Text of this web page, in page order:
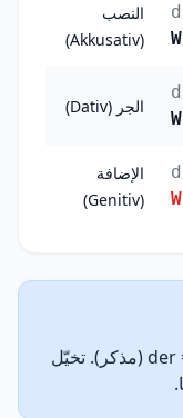
النصب
(Akkusativ)
الجر (Dativ)
الإضافة
(Genitiv)
تخيّل "Witz" باللون الأزرق — الأزرق = der (مذكر). تخيّل